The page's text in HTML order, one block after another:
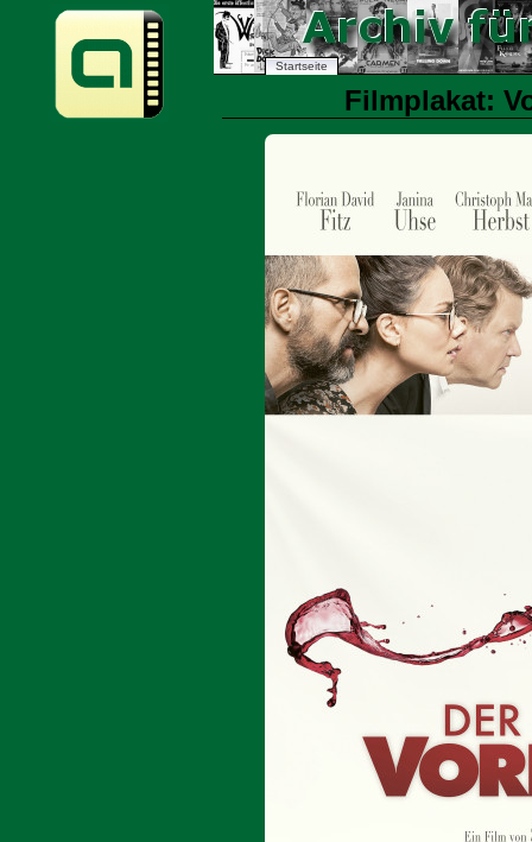
Startseite
Filmplakat: